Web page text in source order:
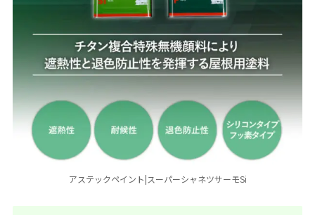
アステックペイント|スーパーシャネツサーモSi